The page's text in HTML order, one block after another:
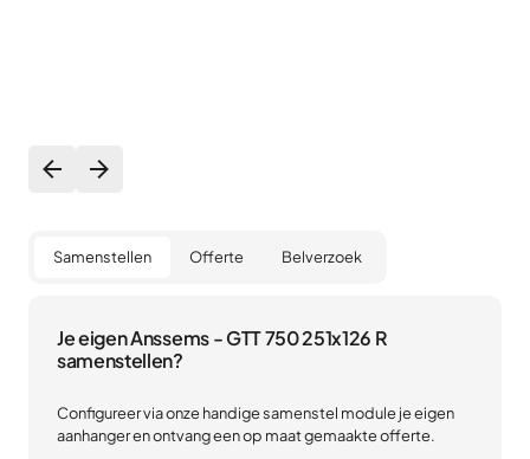
Samenstellen Offerte Belverzoek
Je eigen Anssems - GTT 750 251x126 R
samenstellen?
Configureer via onze handige samenstel module je eigen
aanhanger en ontvang een op maat gemaakte offerte.